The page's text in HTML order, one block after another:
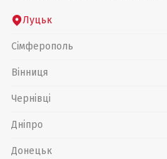
Луцьк
Сімферополь
Вінниця
Чернівці
Дніпро
Донецьк